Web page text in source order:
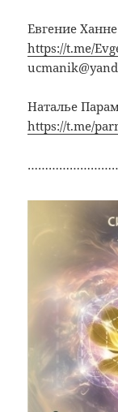
Евгение
https://t.me/
Наталье
https://t.me/